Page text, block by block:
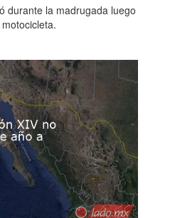
durante la madrugada luego